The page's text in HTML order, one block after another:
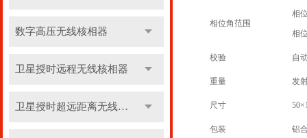
数字高压无线核相器
卫星授时远程无线核相器
卫星授时超远距离无线核相器
相位角范围
相
相
校验 自
重量 发
尺寸
包装 铝